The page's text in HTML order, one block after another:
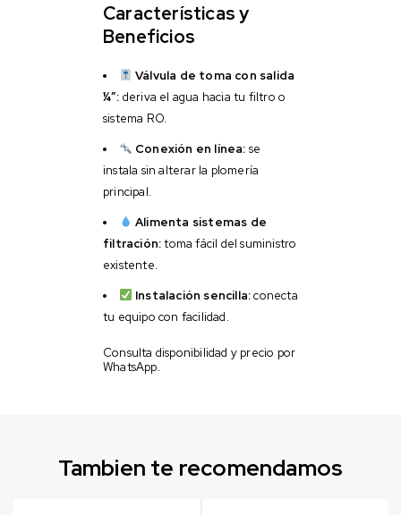
Características y
Beneficios
Válvula de toma con salida
¼”: deriva el agua hacia tu filtro o
sistema RO.
Conexión en línea: se
instala sin alterar la plomería
principal.
Alimenta sistemas de
filtración:toma fácil del suministro
existente.
Instalación sencilla:conecta
tu equipo con facilidad.
Consulta disponibilidad y precio por
WhatsApp.
Tambien te recomendamos